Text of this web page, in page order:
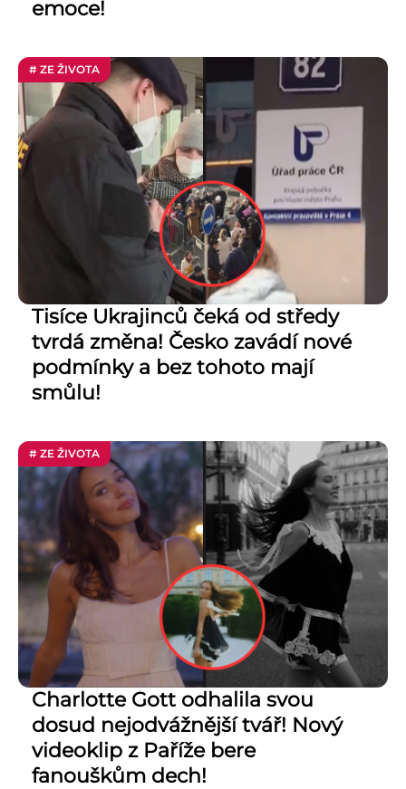
emoce!
# ZE ŽIVOTA
Tisíce Ukrajinců čeká od středy
tvrdá změna! Česko zavádí nové
podmínky a bez tohoto mají
smůlu!
# ZE ŽIVOTA
Charlotte Gott odhalila svou
dosud nejodvážnější tvář! Nový
videoklip z Paříže bere
fanouškům dech!